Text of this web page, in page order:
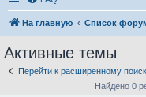
На главную Список
Активные темы
Перейти к расширенному
Найдено 0